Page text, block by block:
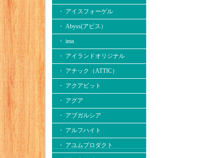
・ アイスフォーゲル
・ Abyss(アビス）
・ ima
・ アイランドオリジナル
・ アチック（ATTIC）
・ アクアビット
・ アグア
・ アブガルシア
・ アルフハイト
・ アユムプロダクト